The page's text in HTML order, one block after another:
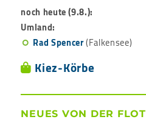
noch heute (9.8.):
Umland:
Rad Spencer(Falkensee)
Kiez-Körbe
NEUES VON DER